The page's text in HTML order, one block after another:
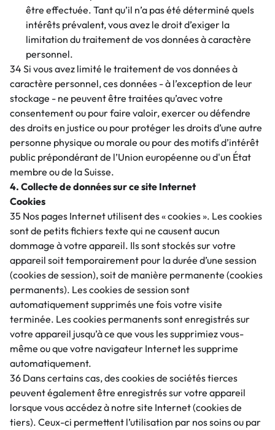
être effectuée. Tant qu’il n’a pas été déterminé quels
intérêts prévalent, vous avez le droit d’exiger la
limitation du traitement de vos données à caractère
personnel.
34 Si vous avez limité le traitement de vos données à
caractère personnel, ces données - à l’exception de leur
stockage - ne peuvent être traitées qu’avec votre
consentement ou pour faire valoir, exercer ou défendre
des droits en justice ou pour protéger les droits d’une autre
personne physique ou morale ou pour des motifs d’intérêt
public prépondérant de l’Union européenne ou d'un État
membre ou de la Suisse.
4. Collecte de données sur ce site Internet
Cookies
35 Nos pages Internet utilisent des « cookies ». Les cookies
sont de petits fichiers texte qui ne causent aucun
dommage à votre appareil. Ils sont stockés sur votre
appareil soit temporairement pour la durée d’une session
(cookies de session), soit de manière permanente (cookies
permanents). Les cookies de session sont
automatiquement supprimés une fois votre visite
terminée. Les cookies permanents sont enregistrés sur
votre appareil jusqu’à ce que vous les supprimiez vous-
même ou que votre navigateur Internet les supprime
automatiquement.
36 Dans certains cas, des cookies de sociétés tierces
peuvent également être enregistrés sur votre appareil
lorsque vous accédez à notre site Internet (cookies de
tiers). Ceux-ci permettent l’utilisation par nos soins ou par